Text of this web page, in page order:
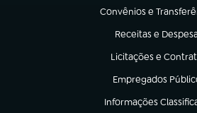
Convênios e
(abre em nova aba)
Receitas e
(abre em nova aba)
Licitações e
(abre em nova aba)
Empregados
(abre em nova aba)
Informações
(abre em nova aba)